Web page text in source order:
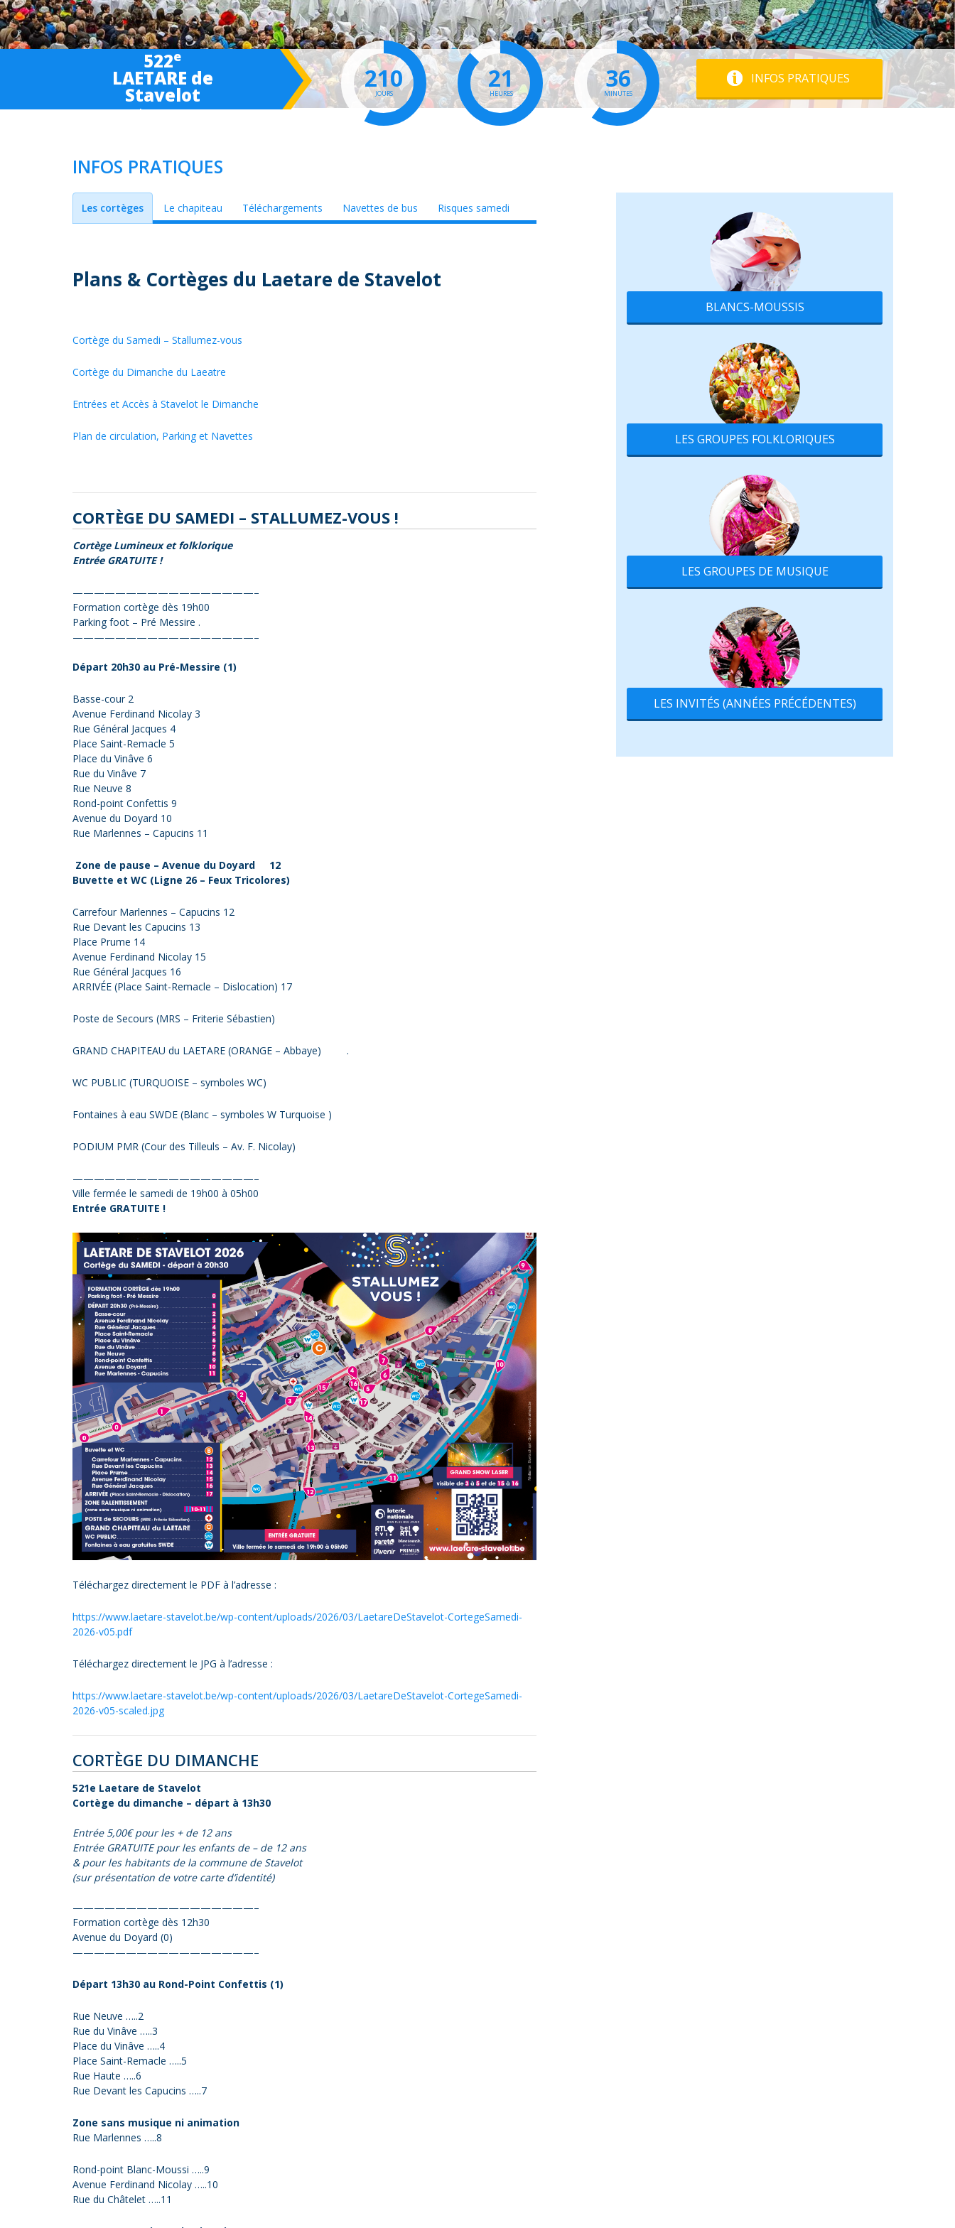
522e
LAETARE de
Stavelot
March 6-7-8 2027
210
JOURS
21
HEURES
36
MINUTES
INFOS PRATIQUES
INFOS PRATIQUES
Les cortèges Le chapiteau Téléchargements Navettes de bus Risques samedi
Plans & Cortèges du Laetare de Stavelot
Cortège du Samedi – Stallumez-vous
Cortège du Dimanche du Laeatre
Entrées et Accès à Stavelot le Dimanche
Plan de circulation, Parking et Navettes
CORTÈGE DU SAMEDI – STALLUMEZ-VOUS !
Cortège Lumineux et folklorique
Entrée GRATUITE !
—————————————————–
Formation cortège dès 19h00
Parking foot – Pré Messire .
—————————————————–
Départ 20h30 au Pré-Messire (1)
Basse-cour 2
Avenue Ferdinand Nicolay 3
Rue Général Jacques 4
Place Saint-Remacle 5
Place du Vinâve 6
Rue du Vinâve 7
Rue Neuve 8
Rond-point Confettis 9
Avenue du Doyard 10
Rue Marlennes – Capucins 11
Zone de pause – Avenue du Doyard 12
Buvette et WC (Ligne 26 – Feux Tricolores)
Carrefour Marlennes – Capucins 12
Rue Devant les Capucins 13
Place Prume 14
Avenue Ferdinand Nicolay 15
Rue Général Jacques 16
ARRIVÉE (Place Saint-Remacle – Dislocation) 17
Poste de Secours (MRS – Friterie Sébastien)
GRAND CHAPITEAU du LAETARE (ORANGE – Abbaye) .
WC PUBLIC (TURQUOISE – symboles WC)
Fontaines à eau SWDE (Blanc – symboles W Turquoise )
PODIUM PMR (Cour des Tilleuls – Av. F. Nicolay)
—————————————————–
Ville fermée le samedi de 19h00 à 05h00
Entrée GRATUITE !
Téléchargez directement le PDF à l’adresse :
https://www.laetare-stavelot.be/wp-content/uploads/2026/03/LaetareDeStavelot-CortegeSamedi-
2026-v05.pdf
Téléchargez directement le JPG à l’adresse :
https://www.laetare-stavelot.be/wp-content/uploads/2026/03/LaetareDeStavelot-CortegeSamedi-
2026-v05-scaled.jpg
CORTÈGE DU DIMANCHE
521e Laetare de Stavelot
Cortège du dimanche – départ à 13h30
Entrée 5,00€ pour les + de 12 ans
Entrée GRATUITE pour les enfants de – de 12 ans
& pour les habitants de la commune de Stavelot
(sur présentation de votre carte d’identité)
—————————————————–
Formation cortège dès 12h30
Avenue du Doyard (0)
—————————————————–
Départ 13h30 au Rond-Point Confettis (1)
Rue Neuve …..2
Rue du Vinâve …..3
Place du Vinâve …..4
Place Saint-Remacle …..5
Rue Haute …..6
Rue Devant les Capucins …..7
Zone sans musique ni animation
Rue Marlennes …..8
Rond-point Blanc-Moussi …..9
Avenue Ferdinand Nicolay …..10
Rue du Châtelet …..11
BLANCS-MOUSSIS
LES GROUPES FOLKLORIQUES
LES GROUPES DE MUSIQUE
LES INVITÉS (ANNÉES PRÉCÉDENTES)